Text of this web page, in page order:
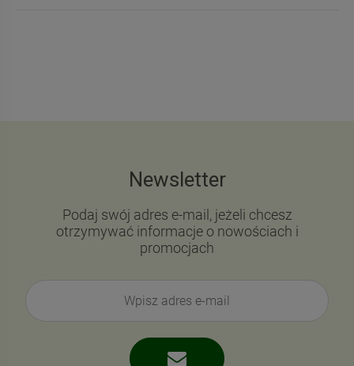
Newsletter
Podaj swój adres e-mail, jeżeli chcesz
otrzymywać informacje o nowościach i
promocjach